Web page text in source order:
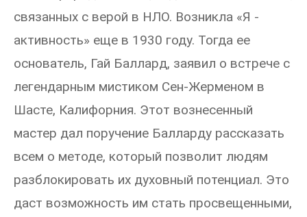
связанных с верой в НЛО. Возникла «Я -
активность» еще в 1930 году. Тогда ее
основатель, Гай Баллард, заявил о встрече с
легендарным мистиком Сен-Жерменом в
Шасте, Калифорния. Этот вознесенный
мастер дал поручение Балларду рассказать
всем о методе, который позволит людям
разблокировать их духовный потенциал. Это
даст возможность им стать просвещенными,